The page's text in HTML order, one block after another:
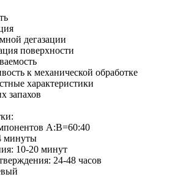
дегазации
поверхности
к механической обработке
характеристики
запахов
А:В=60:40
минуты
10-20 минут
24-48 часов